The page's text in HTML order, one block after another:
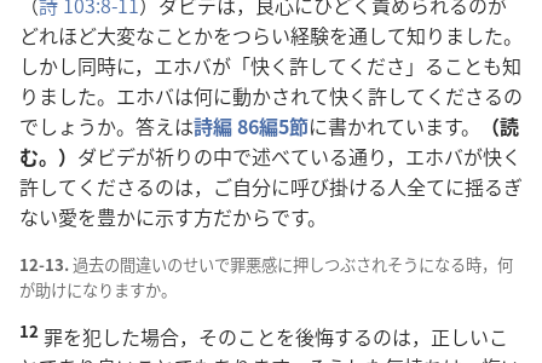
どれほど大変なことかをつらい経験を通して知りました。
しかし同時に，エホバが「快く 許してくださ」ることも知
りました。エホバは何に動かされて快く 許してくださるの
でしょうか。 答えは詩編86編5節に書かれています。 （読
む。） ダビデが祈りの中で述べている通り，エホバが快く
許してくださるのは，ご自分に呼び掛ける人全てに揺るぎ
ない愛を豊かに示す方だからです。
12-13.過去の間違いのせいで罪悪感に押しつぶされそうになる時， 何
が助けになりますか。
12 罪を犯した場合，そのことを後悔するのは， 正しいこ